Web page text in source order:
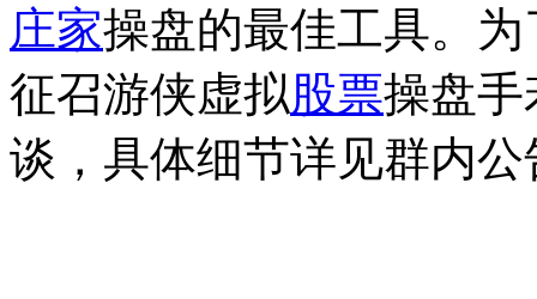
庄家操盘的最佳工具。
征召游侠虚拟股票操盘手
谈，具体细节详见群内